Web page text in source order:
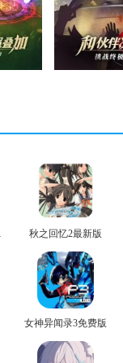
秋之回忆2最新版
女神异闻录3免费版